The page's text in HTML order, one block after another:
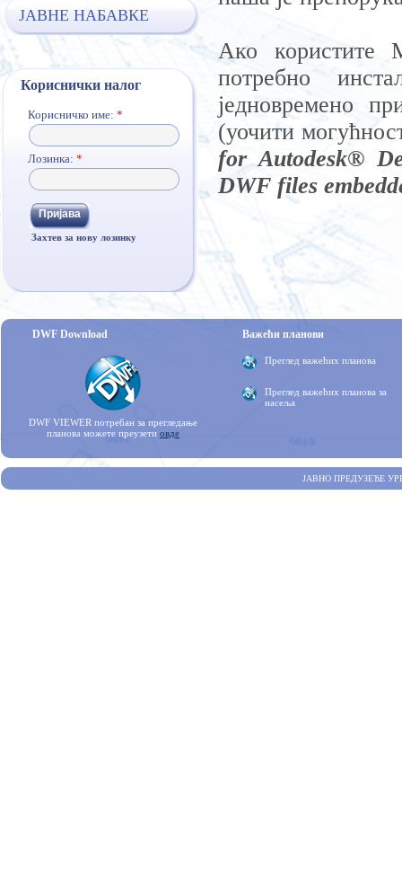
Ако користите
потребно
једновремено
(уочити
for Autodesk®
DWF files
ЈАВНЕ НАБАВКЕ
Кориснички налог
Корисничко име: *
Лозинка: *
Захтев за нову лозинку
DWF Download
DWF VIEWER потребан за прегледање
планова можете преузети овде
Важећи планови
Преглед важећих планова
Преглед важећих планова за
насеља
ЈАВНО ПРЕДУЗЕЋЕ